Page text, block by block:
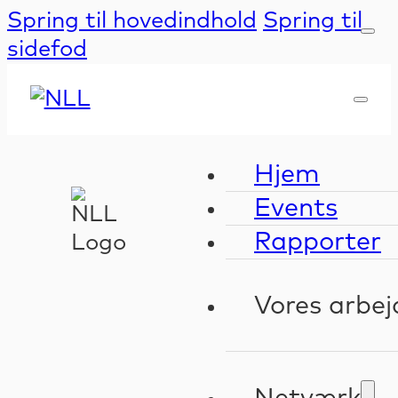
Spring til hovedindhold Spring til
sidefod
Hjem
Events
Rapporter
Vores